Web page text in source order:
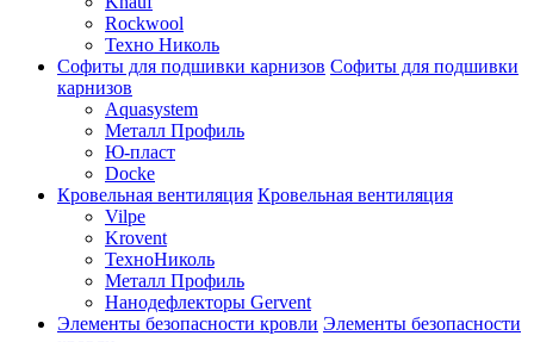
Rockwool
Техно Николь
Софиты для подшивки карнизов Софиты для подшивки
карнизов
Aquasystem
Металл Профиль
Ю-пласт
Docke
Кровельная вентиляция Кровельная вентиляция
Vilpe
Krovent
ТехноНиколь
Металл Профиль
Нанодефлекторы Gervent
Элементы безопасности кровли Элементы безопасности